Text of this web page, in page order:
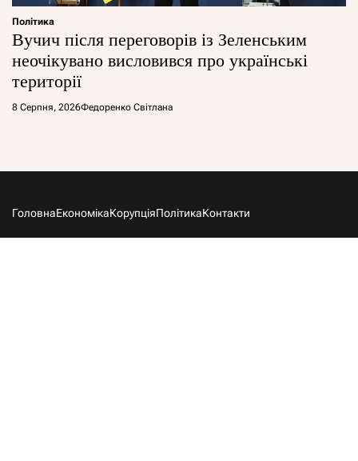
Політика
Вучич після переговорів із Зеленським
неочікувано висловився про українські
території
8 Серпня, 2026Федоренко Світлана
ГоловнаЕкономікаКорупціяПолітикаКонтакти